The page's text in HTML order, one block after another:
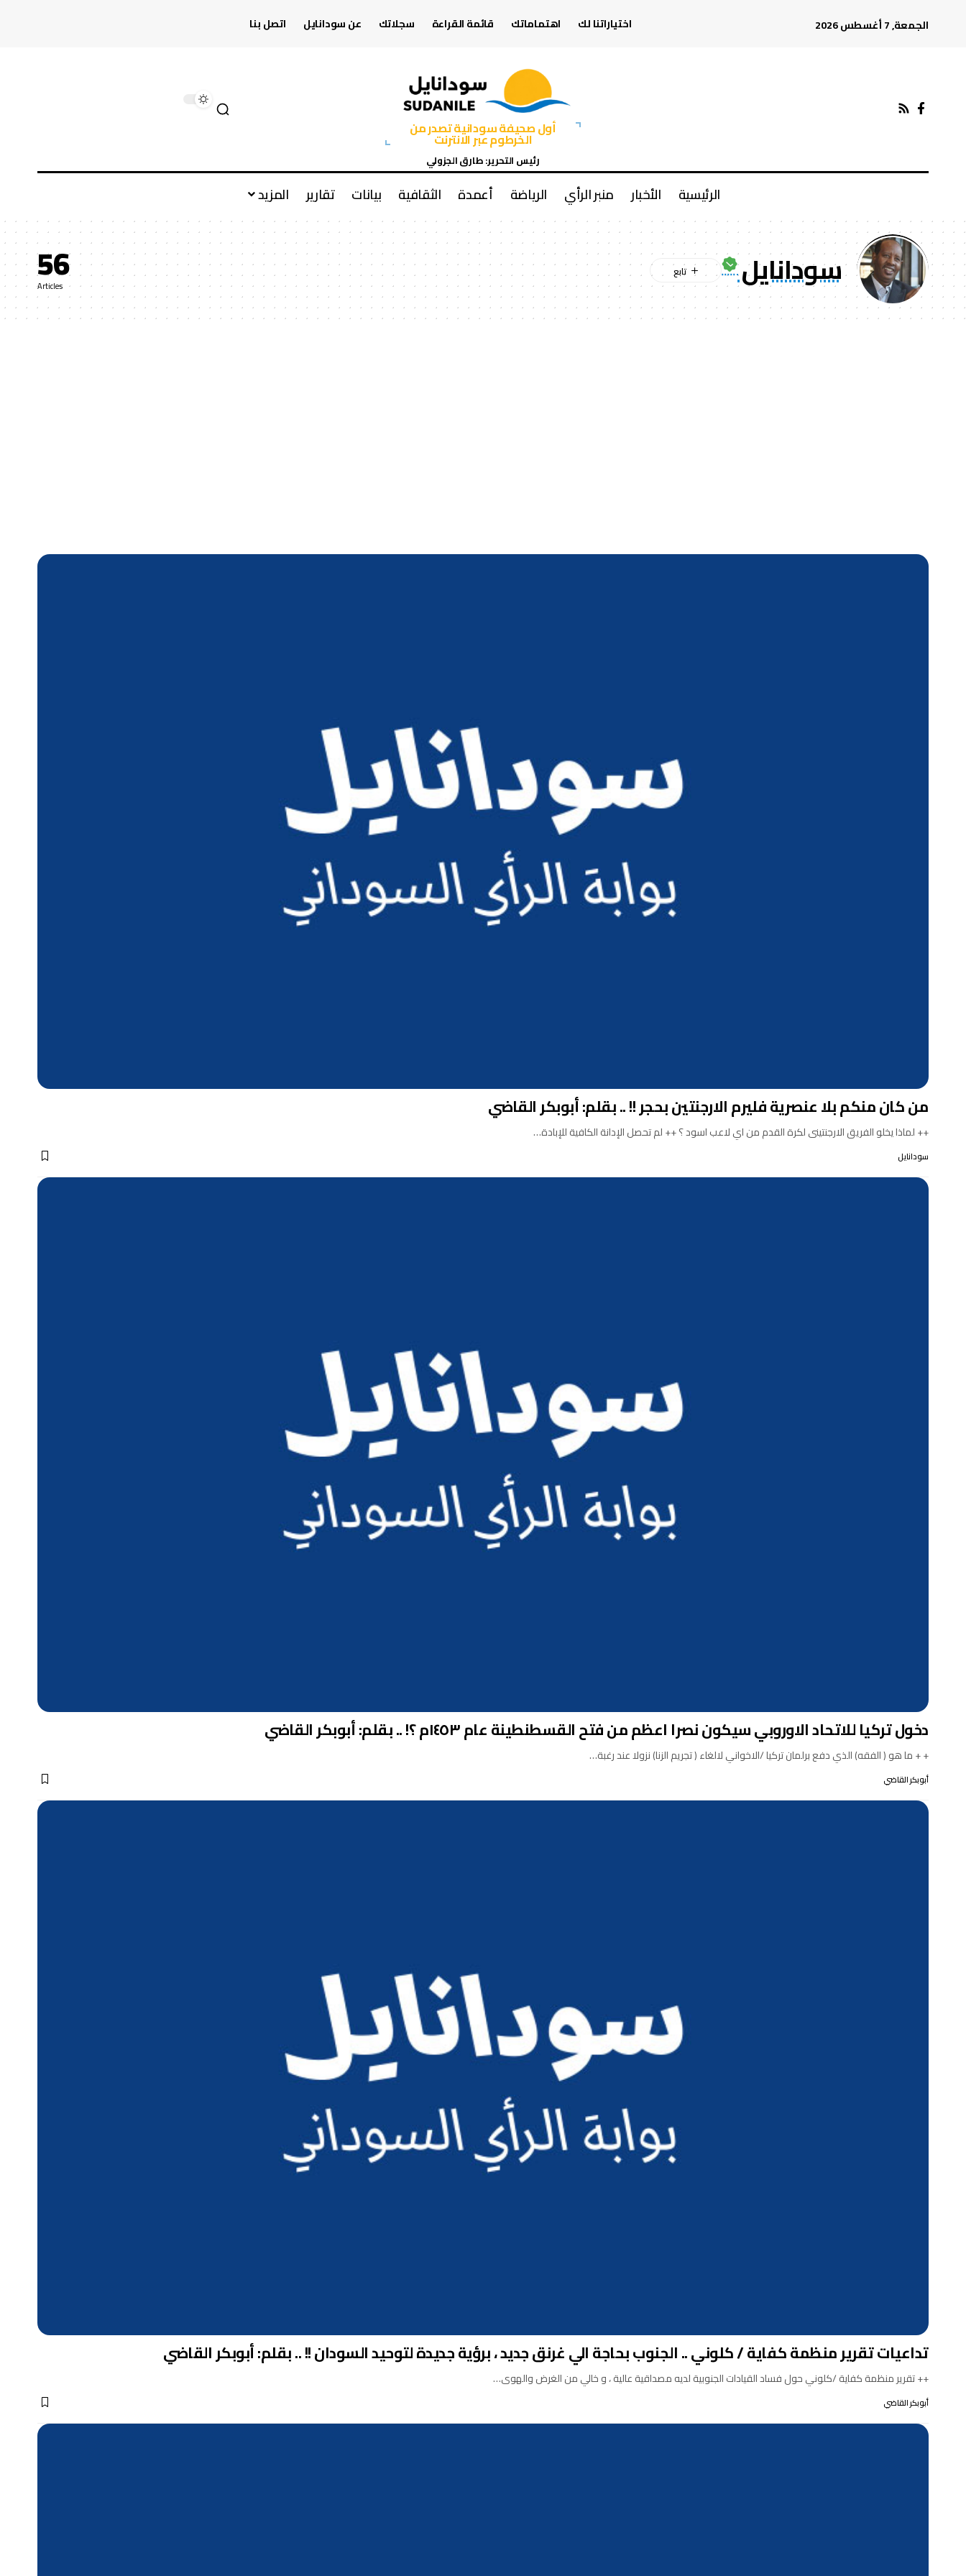
الجمعة, 7 أغسطس 2026 اختياراتنا لك اهتماماتك قائمة القراءة سجلاتك عن سودانايل اتصل بنا
أول صحيفة سودانية تصدر من
الخرطوم عبر الانترنت
رئيس التحرير: طارق الجزولي
الرئيسية الأخبار منبر الرأي الرياضة أعمدة الثقافية بيانات تقارير المزيد
سودانايل 56
Articles
من كان منكم بلا عنصرية فليرم الارجنتين بحجر !! .. بقلم: أبوبكر القاضي
++ لماذا يخلو الفريق الارجنتينى لكرة القدم من اي لاعب اسود ؟ ++ لم تحصل الإدانة الكافية للإبادة…
سودانايل
دخول تركيا للاتحاد الاوروبي سيكون نصرا اعظم من فتح القسطنطينة عام ١٤٥٣م ؟! .. بقلم: أبوبكر القاضي
+ + ما هو ( الفقه) الذي دفع برلمان تركيا /الاخواني لالغاء ( تجريم الزنا) نزولا عند رغبة…
أبوبكر القاضي
تداعيات تقرير منظمة كفاية / كلوني .. الجنوب بحاجة الي غرنق جديد ، برؤية جديدة لتوحيد السودان !! .. بقلم: أبوبكر القاضي
++ تقرير منظمة كفاية /كلوني حول فساد القيادات الجنوبية لديه مصداقية عالية ، و خالي من الغرض والهوى…
أبوبكر القاضي